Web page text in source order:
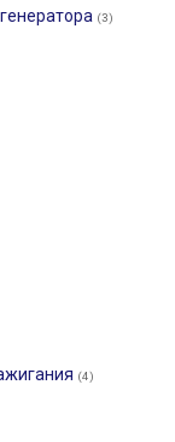
(3)
(4)